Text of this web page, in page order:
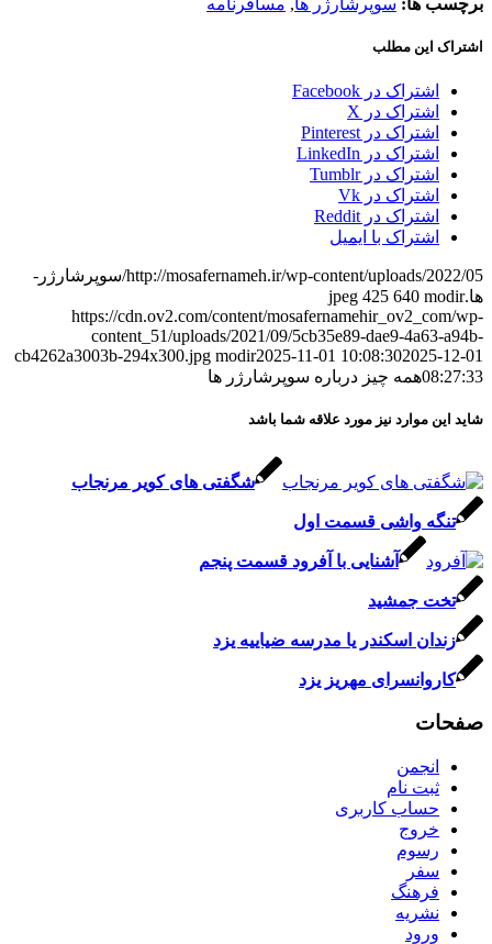
اشتراک این مطلب
اشتراک در Facebook
اشتراک در X
اشتراک در Pinterest
اشتراک در LinkedIn
اشتراک در Tumblr
اشتراک در Vk
اشتراک در Reddit
اشتراک با ایمیل
http://mosafernameh.ir/wp-content/uploads/2022/05/سوپرشارژر-
ها.jpeg
425 640 modir
https://cdn.ov2.com/content/mosafernamehir_ov2_com/wp-
content_51/uploads/2021/09/5cb35e89-dae9-4a63-a94b-
cb4262a3003b-294x300.jpg modir2025-11-01 10:08:302025-12-01
08:27:33همه چیز درباره سوپرشارژر ها
شاید این موارد نیز مورد علاقه شما باشد
شگفتی های کویر مرنجاب
تنگه واشی قسمت اول
آشنایی با آفرود قسمت پنجم
تخت جمشید
زندان اسکندر یا مدرسه ضیاییه یزد
کاروانسرای مهریز یزد
صفحات
انجمن
ثبت نام
حساب کاربری
خروج
رسوم
سفر
فرهنگ
نشریه
ورود